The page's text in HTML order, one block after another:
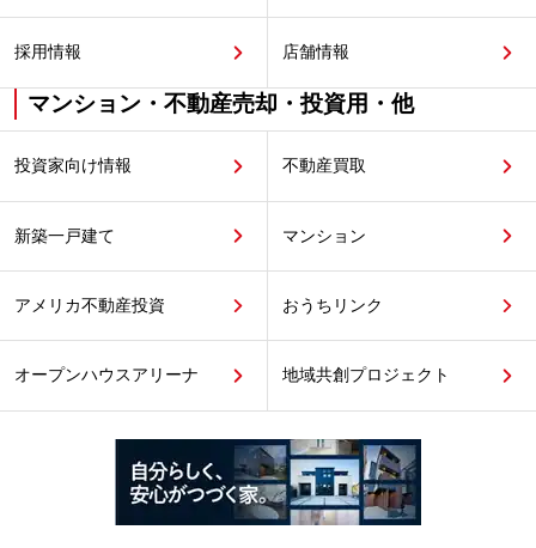
採用情報 店舗情報
マンション・不動産売却・投資用・他
投資家向け情報 不動産買取
新築一戸建て マンション
アメリカ不動産投資 おうちリンク
オープンハウスアリーナ 地域共創プロジェクト